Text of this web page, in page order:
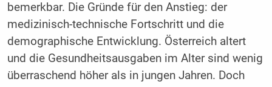
bemerkbar. Die Gründe für den Anstieg: der
medizinisch-technische Fortschritt und die
demographische Entwicklung. Österreich altert
und die Gesundheitsausgaben im Alter sind wenig
überraschend höher als in jungen Jahren. Doch